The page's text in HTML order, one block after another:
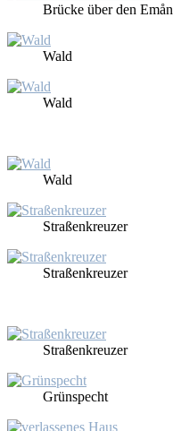
Brü­cke über den Emån
Wald
Wald
Wald
Stra­ßen­kreu­zer
Stra­ßen­kreu­zer
Stra­ßen­kreu­zer
Grün­specht